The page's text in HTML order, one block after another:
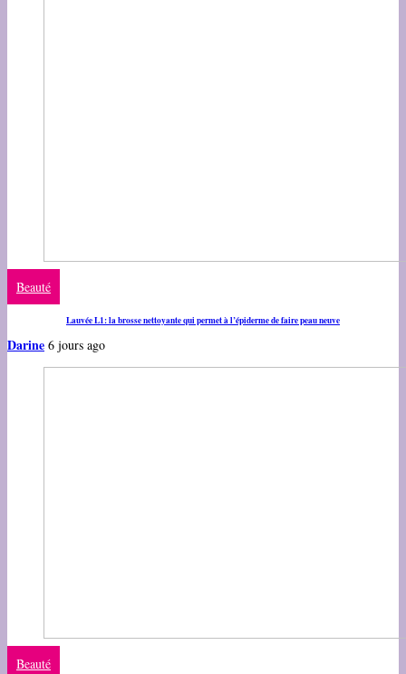
Beauté
Lauvée L1: la brosse nettoyante qui permet à l’épiderme de faire peau neuve
Darine 6 jours ago
Beauté